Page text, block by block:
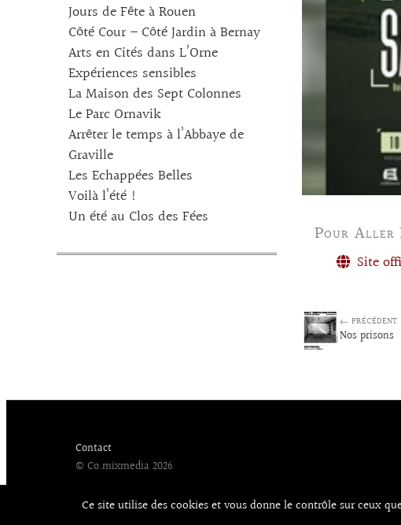
Jours de Fête à Rouen
Côté Cour – Côté Jardin à Bernay
Arts en Cités dans L’Orne
Expériences sensibles
La Maison des Sept Colonnes
Le Parc Ornavik
Arrêter le temps à l’Abbaye de
Graville
Les Echappées Belles
Voilà l’été !
Un été au Clos des Fées
Pour Aller
Site
← PRÉCÉDENT
Nos prisons
Contact
© Co.mixmedia 2026
Ce site utilise des cookies et vous donne le contrôle sur ceux